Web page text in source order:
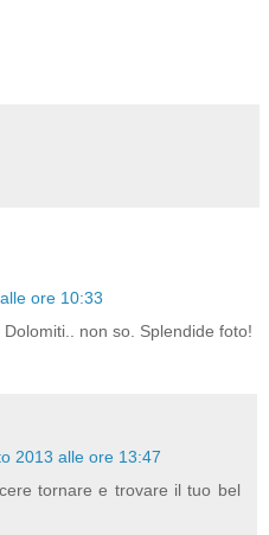
ore 10:33
non so. Splendide foto!
2013 alle ore 13:47
tornare e trovare il tuo bel